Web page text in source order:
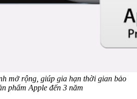
mở rộng, giúp gia hạn thời gian bảo
phẩm Apple đến 3 năm